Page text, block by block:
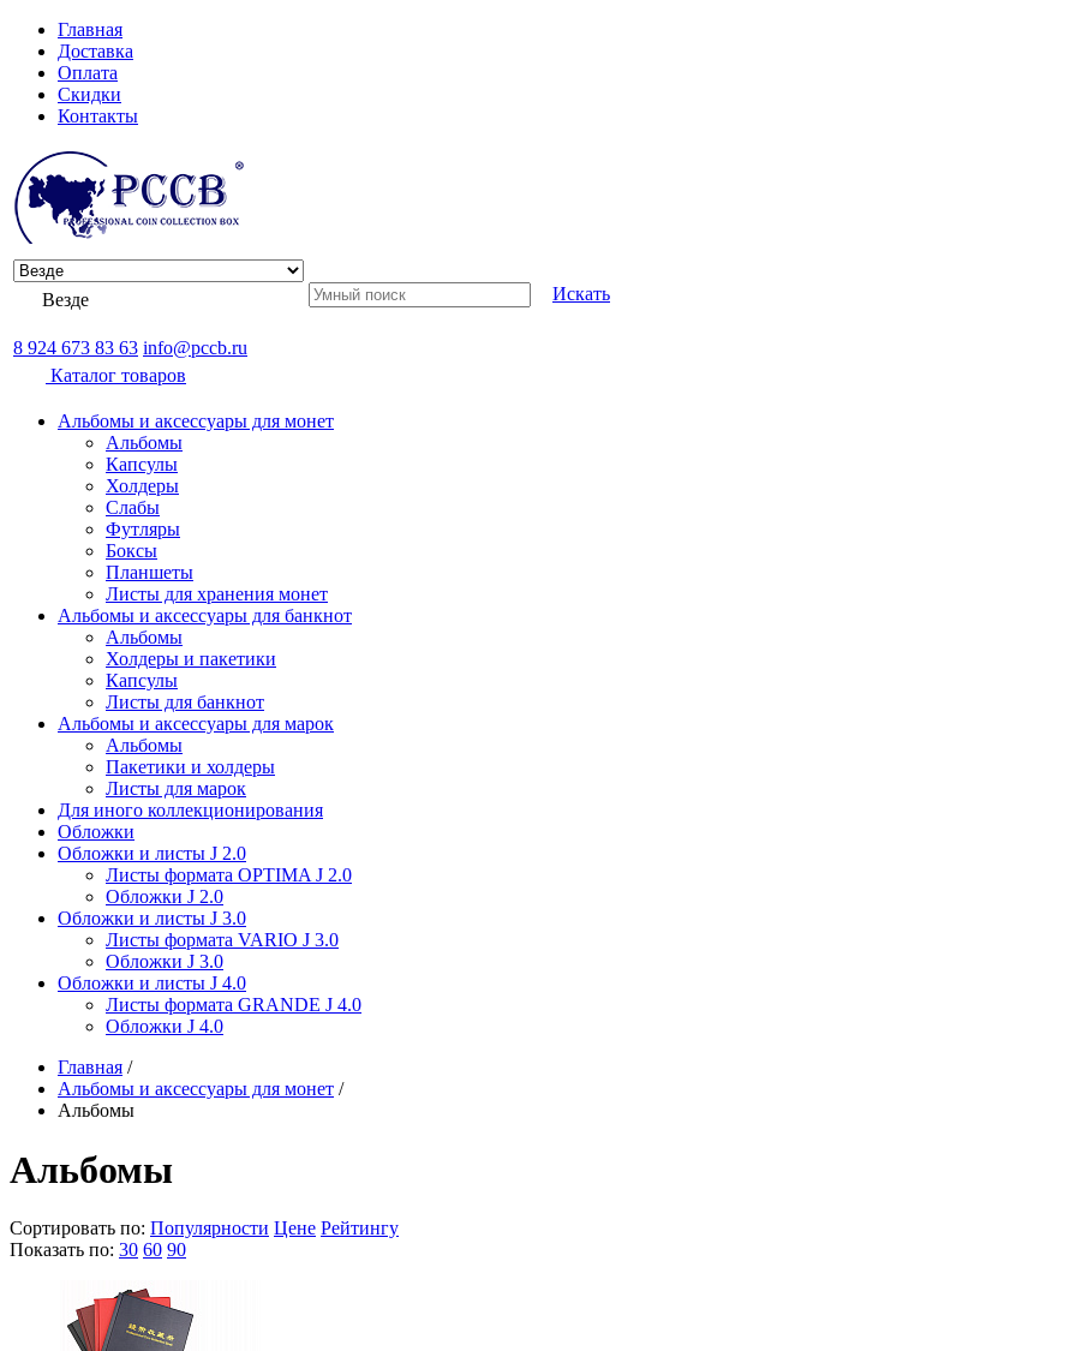
Главная
Доставка
Оплата
Скидки
Контакты
Везде Искать
8 924 673 83 63 info@pccb.ru
Каталог товаров
Альбомы и аксессуары для монет
Альбомы
Капсулы
Холдеры
Слабы
Футляры
Боксы
Планшеты
Листы для хранения монет
Альбомы и аксессуары для банкнот
Альбомы
Холдеры и пакетики
Капсулы
Листы для банкнот
Альбомы и аксессуары для марок
Альбомы
Пакетики и холдеры
Листы для марок
Для иного коллекционирования
Обложки
Обложки и листы J 2.0
Листы формата OPTIMA J 2.0
Обложки J 2.0
Обложки и листы J 3.0
Листы формата VARIO J 3.0
Обложки J 3.0
Обложки и листы J 4.0
Листы формата GRANDE J 4.0
Обложки J 4.0
Главная /
Альбомы и аксессуары для монет /
Альбомы
Альбомы
Сортировать по: Популярности Цене Рейтингу
Показать по: 30 60 90